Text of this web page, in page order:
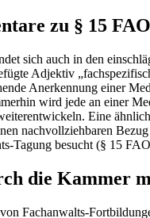
zu § 15
sich auch in den
Adjektiv
Anerkennung einer
wird jede an einer
Eine
nachvollziehbaren
Tagung besucht (§ 15
die Kammer
Fachanwalts-